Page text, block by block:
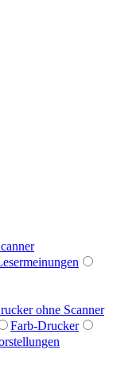
ohne Scanner
Farb-Drucker